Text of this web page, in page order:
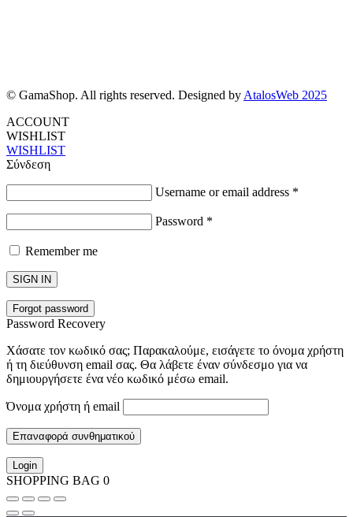
© GamaShop. All rights reserved. Designed by AtalosWeb 2025
ACCOUNT
WISHLIST
WISHLIST
Σύνδεση
Username or email address *
Password *
Remember me
SIGN IN
Forgot password
Password Recovery
Χάσατε τον κωδικό σας; Παρακαλούμε, εισάγετε το όνομα χρήστη
ή τη διεύθυνση email σας. Θα λάβετε έναν σύνδεσμο για να
δημιουργήσετε ένα νέο κωδικό μέσω email.
Όνομα χρήστη ή email
Επαναφορά συνθηματικού
Login
SHOPPING BAG 0